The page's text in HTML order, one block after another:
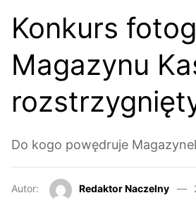
Konkurs
Magazynu
Do kogo powędruje
Autor: Redaktor Naczelny